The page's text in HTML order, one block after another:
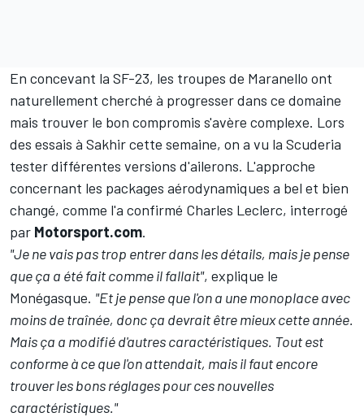
En concevant la SF-23, les troupes de Maranello ont
naturellement cherché à progresser dans ce domaine
mais trouver le bon compromis s'avère complexe. Lors
des essais à Sakhir cette semaine, on a vu la Scuderia
tester différentes versions d'ailerons. L'approche
concernant les packages aérodynamiques a bel et bien
changé, comme l'a confirmé Charles Leclerc, interrogé
par Motorsport.com.
"Je ne vais pas trop entrer dans les détails, mais je pense
que ça a été fait comme il fallait", explique le
Monégasque. "Et je pense que l'on a une monoplace avec
moins de traînée, donc ça devrait être mieux cette année.
Mais ça a modifié d'autres caractéristiques. Tout est
conforme à ce que l'on attendait, mais il faut encore
trouver les bons réglages pour ces nouvelles
caractéristiques."